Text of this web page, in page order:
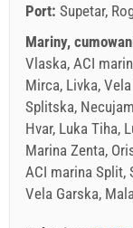
Port: Supetar,
Mariny,
Vlaska, ACI
Mirca, Livka,
Splitska,
Hvar, Luka Tiha,
Marina Zenta,
ACI marina Split,
Vela Garska,